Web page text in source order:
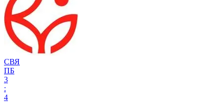
СВЯ
ПБ
3
:
4